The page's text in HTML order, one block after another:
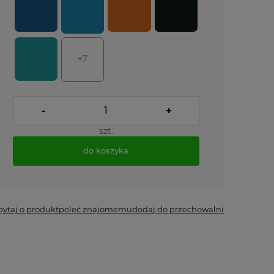
+7
- +
szt.
do koszyka
o produktpoleć znajomemudodaj do przechowalni